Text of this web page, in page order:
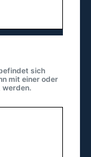
sich
mit einer oder
werden.